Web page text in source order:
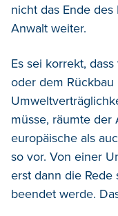
nicht das Ende
Anwalt weiter.
Es sei korrekt,
oder dem
müsse, räumte der
europäische als
so vor. Von einer
erst dann die Rede
beendet werde.